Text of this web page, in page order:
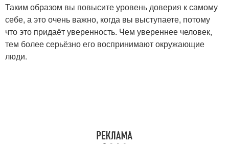
Таким образом вы повысите уровень доверия к самому
себе, а это очень важно, когда вы выступаете, потому
что это придаёт уверенность. Чем увереннее человек,
тем более серьёзно его воспринимают окружающие
люди.